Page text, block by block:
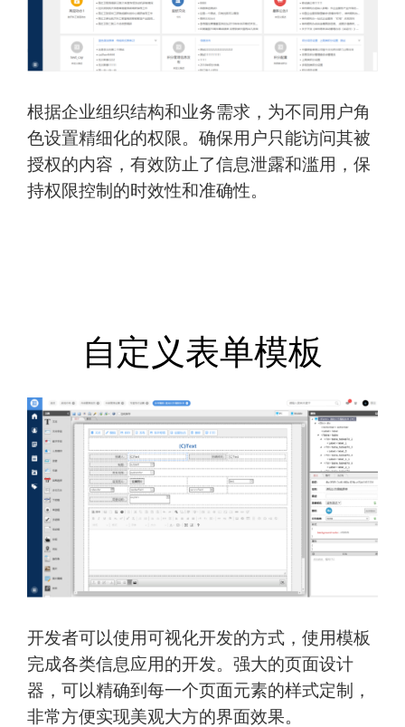
根据企业组织结构和业务需求，为不同用户角
色设置精细化的权限。确保用户只能访问其被
授权的内容，有效防止了信息泄露和滥用，保
持权限控制的时效性和准确性。
自定义表单模板
开发者可以使用可视化开发的方式，使用模板
完成各类信息应用的开发。强大的页面设计
器，可以精确到每一个页面元素的样式定制，
非常方便实现美观大方的界面效果。